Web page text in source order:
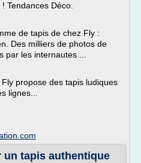
Tendances Déco.
de tapis de chez Fly :
Des milliers de photos de
les internautes ...
propose des tapis ludiques
lignes...
tapis authentique